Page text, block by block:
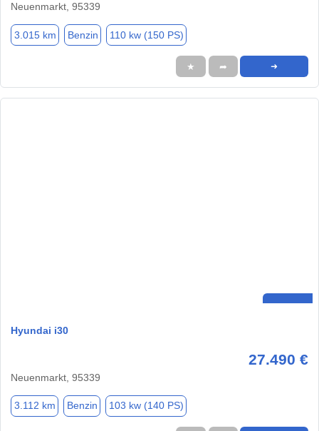
Neuenmarkt, 95339
3.015 km Benzin 110 kw (150 PS)
★ ➦ ➜
Hyundai i30
27.490 €
Neuenmarkt, 95339
3.112 km Benzin 103 kw (140 PS)